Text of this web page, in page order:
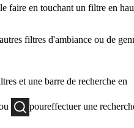
faire en touchant un filtre en
filtres d'ambiance ou de
et une barre de recherche en
poureffectuer une